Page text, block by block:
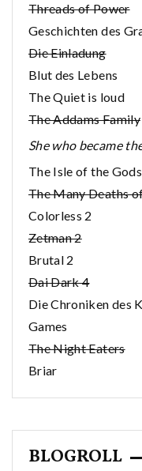
Threads of Power
Geschichten des
Die Einladung
Blut des Lebens
The Quiet is loud
The Addams Family
She who became
The Isle of the Gods
The Many Deaths
Colorless 2
Zetman 2
Brutal 2
Dai Dark 4
Die Chroniken des
Games
The Night Eaters
Briar
BLOGROLL